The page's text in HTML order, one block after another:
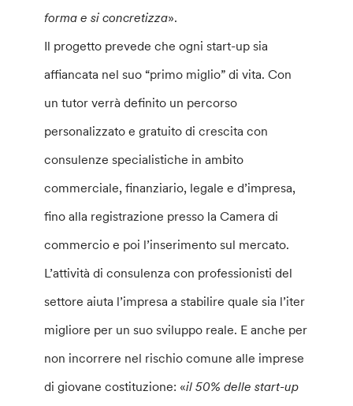
forma e si concretizza».
Il progetto prevede che ogni start-up sia
affiancata nel suo “primo miglio” di vita. Con
un tutor verrà definito un percorso
personalizzato e gratuito di crescita con
consulenze specialistiche in ambito
commerciale, finanziario, legale e d’impresa,
fino alla registrazione presso la Camera di
commercio e poi l’inserimento sul mercato.
L’attività di consulenza con professionisti del
settore aiuta l’impresa a stabilire quale sia l’iter
migliore per un suo sviluppo reale. E anche per
non incorrere nel rischio comune alle imprese
di giovane costituzione: «il 50% delle start-up